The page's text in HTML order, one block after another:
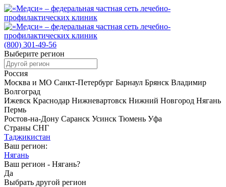
(800) 301-49-56
Выберите регион
Россия
Москва и МО Санкт-Петербург Барнаул Брянск Владимир
Волгоград
Ижевск Краснодар Нижневартовск Нижний Новгород Нягань
Пермь
Ростов-на-Дону Саранск Усинск Тюмень Уфа
Страны СНГ
Таджикистан
Ваш регион:
Нягань
Ваш регион - Нягань?
Да
Выбрать другой регион